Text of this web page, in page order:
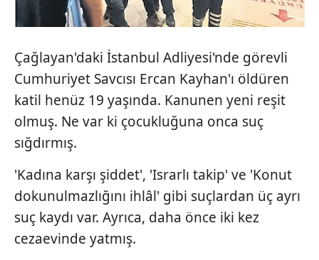
Çağlayan'daki İstanbul Adliyesi'nde görevli
Cumhuriyet Savcısı Ercan Kayhan'ı öldüren
katil henüz 19 yaşında. Kanunen yeni reşit
olmuş. Ne var ki çocukluğuna onca suç
sığdırmış.
'Kadına karşı şiddet', 'Israrlı takip' ve 'Konut
dokunulmazlığını ihlâl' gibi suçlardan üç ayrı
suç kaydı var. Ayrıca, daha önce iki kez
cezaevinde yatmış.